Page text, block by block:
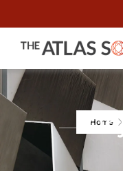
Home